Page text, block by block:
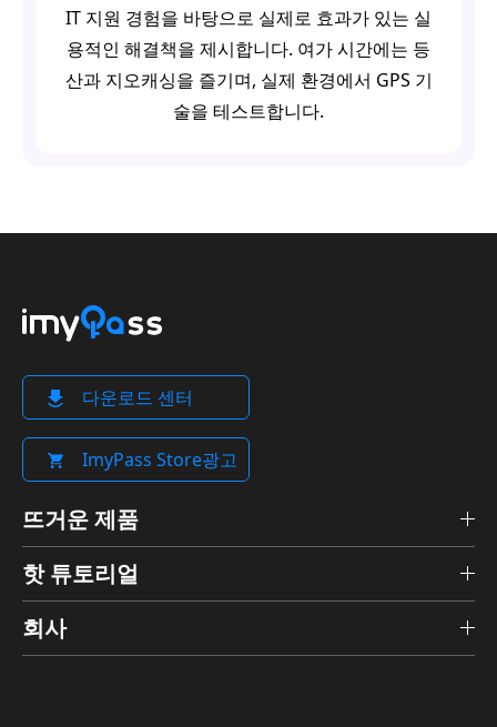
IT 지원 경험을 바탕으로 실제로 효과가 있는 실
용적인 해결책을 제시합니다. 여가 시간에는 등
산과 지오캐싱을 즐기며, 실제 환경에서 GPS 기
술을 테스트합니다.
다운로드 센터
ImyPass Store광고
뜨거운 제품
핫 튜토리얼
회사